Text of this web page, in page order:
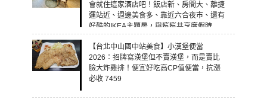
會就住這家酒店吧！飯店新、房間大、離捷
運站近、週邊美食多、靠近六合夜市、還有
好酷的IKEA主題房，與鯊鯊共享度假時
光！ 7460
【台北中山國中站美食】小漢堡便當
2026：招牌寫漢堡但不賣漢堡，而是賣比
臉大炸雞排！便宜好吃高CP值便當，抗漲
必收 7459